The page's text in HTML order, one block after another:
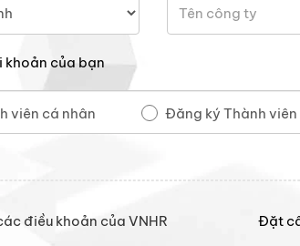
khoản của bạn
viên cá nhân Đăng ký Thành
điều khoản của VNHR Đặt